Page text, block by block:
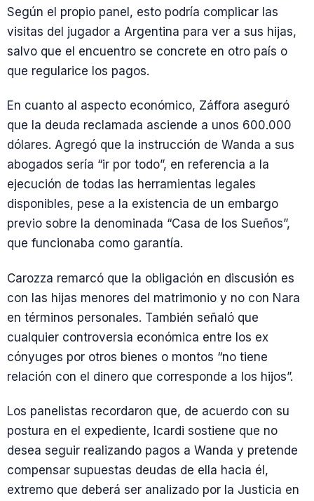
Según el propio panel, esto podría complicar las
visitas del jugador a Argentina para ver a sus hijas,
salvo que el encuentro se concrete en otro país o
que regularice los pagos.
En cuanto al aspecto económico, Záffora aseguró
que la deuda reclamada asciende a unos 600.000
dólares. Agregó que la instrucción de Wanda a sus
abogados sería “ir por todo”, en referencia a la
ejecución de todas las herramientas legales
disponibles, pese a la existencia de un embargo
previo sobre la denominada “Casa de los Sueños”,
que funcionaba como garantía.
Carozza remarcó que la obligación en discusión es
con las hijas menores del matrimonio y no con Nara
en términos personales. También señaló que
cualquier controversia económica entre los ex
cónyuges por otros bienes o montos “no tiene
relación con el dinero que corresponde a los hijos”.
Los panelistas recordaron que, de acuerdo con su
postura en el expediente, Icardi sostiene que no
desea seguir realizando pagos a Wanda y pretende
compensar supuestas deudas de ella hacia él,
extremo que deberá ser analizado por la Justicia en